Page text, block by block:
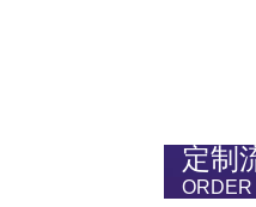
定制